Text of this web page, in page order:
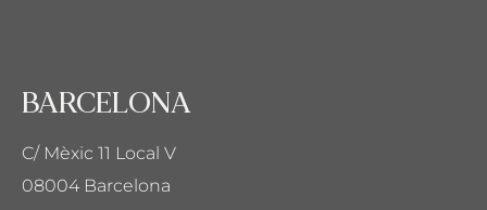
BARCELONA
C/ Mèxic 11 Local V
08004 Barcelona